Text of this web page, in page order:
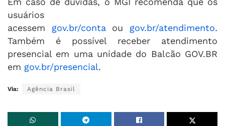
usuários
acessem gov.br/contaou gov.br/atendimento.
Também é possível receber atendimento
presencial em uma unidade do Balcão GOV.BR
em gov.br/presencial.
Via: Agência Brasil